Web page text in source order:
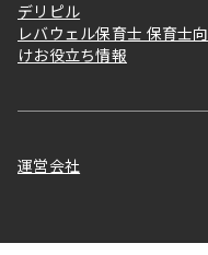
デリピル
レバウェル保育士 保育士向
けお役立ち情報
運営会社